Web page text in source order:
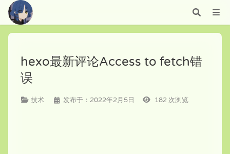
hexo最新评论Access to fetch错
误
技术 发布于：2022年2月5日 182 次浏览